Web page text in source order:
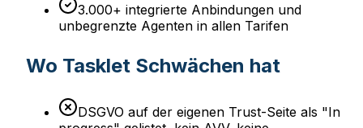
3.000+ integrierte Anbindungen und
unbegrenzte Agenten in allen Tarifen
Wo Tasklet Schwächen hat
DSGVO auf der eigenen Trust-Seite als "In